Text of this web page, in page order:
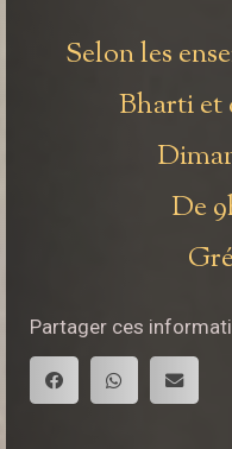
Selon les
Bharti et
De
Partager ces